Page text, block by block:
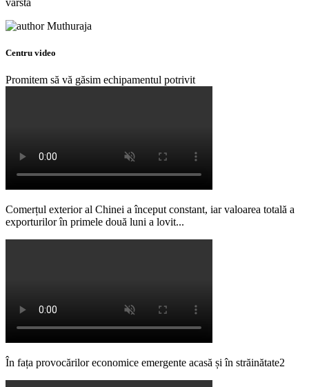
vârstă
Muthuraja
Centru video
Promitem să vă găsim echipamentul potrivit
Comerțul exterior al Chinei a început constant, iar valoarea totală a
exporturilor în primele două luni a lovit...
În fața provocărilor economice emergente acasă și în străinătate2